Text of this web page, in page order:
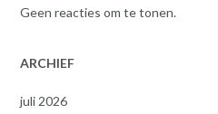
Geen reacties om te tonen.
ARCHIEF
juli 2026